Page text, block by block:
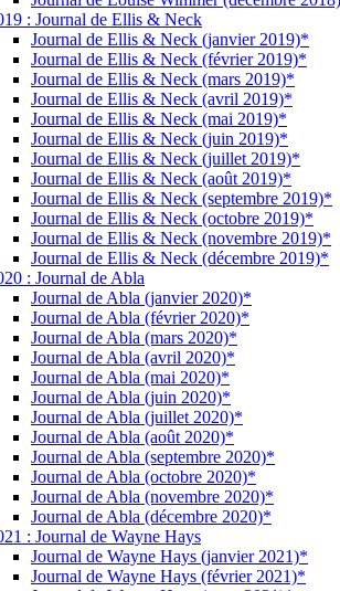
: Journal de Ellis & Neck
Journal de Ellis & Neck (janvier 2019)*
Journal de Ellis & Neck (février 2019)*
Journal de Ellis & Neck (mars 2019)*
Journal de Ellis & Neck (avril 2019)*
Journal de Ellis & Neck (mai 2019)*
Journal de Ellis & Neck (juin 2019)*
Journal de Ellis & Neck (juillet 2019)*
Journal de Ellis & Neck (août 2019)*
Journal de Ellis & Neck (septembre 2019)*
Journal de Ellis & Neck (octobre 2019)*
Journal de Ellis & Neck (novembre 2019)*
Journal de Ellis & Neck (décembre 2019)*
: Journal de Abla
Journal de Abla (janvier 2020)*
Journal de Abla (février 2020)*
Journal de Abla (mars 2020)*
Journal de Abla (avril 2020)*
Journal de Abla (mai 2020)*
Journal de Abla (juin 2020)*
Journal de Abla (juillet 2020)*
Journal de Abla (août 2020)*
Journal de Abla (septembre 2020)*
Journal de Abla (octobre 2020)*
Journal de Abla (novembre 2020)*
Journal de Abla (décembre 2020)*
: Journal de Wayne Hays
Journal de Wayne Hays (janvier 2021)*
Journal de Wayne Hays (février 2021)*